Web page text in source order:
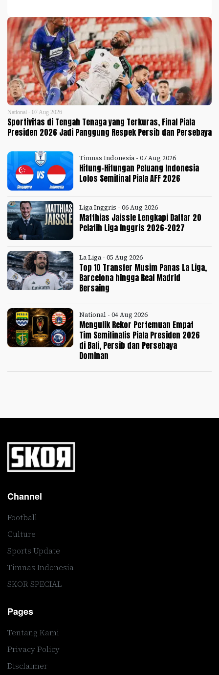
National - 07 Aug 2026
Sportivitas di Tengah Tenaga yang Terkuras, Final Piala
Presiden 2026 Jadi Panggung Respek Persib dan Persebaya
Timnas Indonesia - 07 Aug 2026
Hitung-Hitungan Peluang Indonesia
Lolos Semifinal Piala AFF 2026
Liga Inggris - 06 Aug 2026
Matthias Jaissle Lengkapi Daftar 20
Pelatih Liga Inggris 2026-2027
La Liga - 05 Aug 2026
Top 10 Transfer Musim Panas La Liga,
Barcelona hingga Real Madrid
Bersaing
National - 04 Aug 2026
Mengulik Rekor Pertemuan Empat
Tim Semifinalis Piala Presiden 2026
di Bali, Persib dan Persebaya
Dominan
Channel
Football
Culture
Sports Update
Timnas Indonesia
SKOR SPECIAL
Pages
Tentang Kami
Privacy Policy
Disclaimer